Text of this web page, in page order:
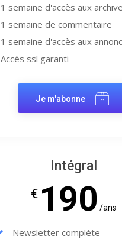
1 semaine d'accès aux
1 semaine de commentaire
1 semaine d'accès aux
Accès ssl garanti
Je m'abonne
Intégral
€ 190 /ans
Newsletter complète